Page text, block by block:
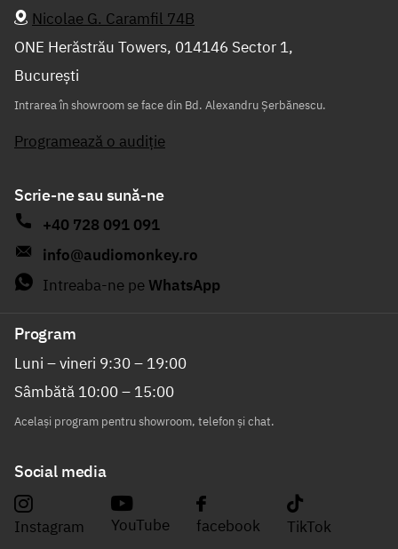
Nicolae G. Caramfil 74B
ONE Herăstrău Towers, 014146 Sector 1,
București
Intrarea în showroom se face din Bd. Alexandru Șerbănescu.
Programează o audiție
Scrie-ne sau sună-ne
+40 728 091 091
info@audiomonkey.ro
Intreaba-ne pe WhatsApp
Program
Luni – vineri 9:30 – 19:00
Sâmbătă 10:00 – 15:00
Același program pentru showroom, telefon și chat.
Social media
Instagram YouTube facebook TikTok